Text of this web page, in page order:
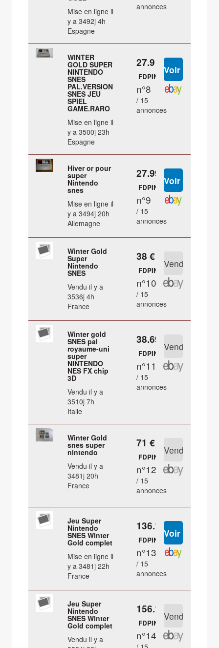
Mise en ligne il
y a 3492j 4h
Espagne
annonces
WINTER
GOLD SUPER
NINTENDO
SNES
PAL.VERSION
SNES JEU
SPIEL
GAME.RARO
Mise en ligne il
y a 3500j 23h
Espagne
27.9 €
FDPIN
n°8
/ 15
annonces
Hiver or pour
super
Nintendo
snes
Mise en ligne il
y a 3494j 20h
Allemagne
27.99 €
FDPIN
n°9
/ 15
annonces
Winter Gold
Super
Nintendo
SNES
Vendu il y a
3536j 4h
France
38 €
FDPIN
n°10
/ 15
annonces
Winter gold
SNES pal
royaume-uni
super
NINTENDO
NES FX chip
3D
Vendu il y a
3510j 7h
Italie
38.69 €
FDPIN
n°11
/ 15
annonces
Winter Gold
snes super
nintendo
Vendu il y a
3481j 20h
France
71 €
FDPIN
n°12
/ 15
annonces
Jeu Super
Nintendo
SNES Winter
Gold complet
Mise en ligne il
y a 3481j 22h
France
136.1 €
FDPIN
n°13
/ 15
annonces
Jeu Super
Nintendo
SNES Winter
Gold complet
Vendu il y a
156.1 €
FDPIN
n°14